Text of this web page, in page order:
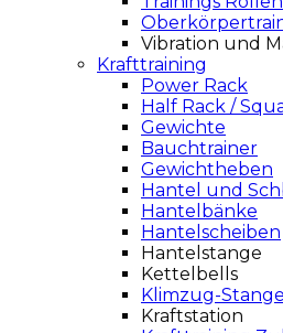
Vibration und
Krafttraining
Power Rack
Half Rack /
Gewichte
Bauchtrainer
Gewichtheben
Hantel und
Hantelbänke
Hantelscheiben
Hantelstange
Kettelbells
Klimzug-
Kraftstation